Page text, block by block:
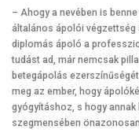
– Ahogy a nevében is
általános ápolói végzettség
diplomás ápoló a
tudást ad, már nemcsak
betegápolás
meg az ember, hogy
gyógyításhoz, s hogy
szegmensében